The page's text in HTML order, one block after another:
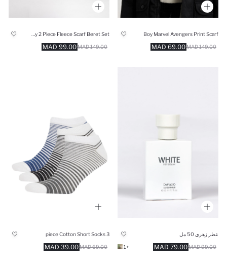
Boy Marvel Avengers Print Scarf
69.00 MAD 149.00 MAD
99.00 MAD 149.00 MAD
عطر زهري 50 مل
79.00 MAD 99.00 MAD
+1
3 piece Cotton Short Socks
39.00 MAD 69.00 MAD